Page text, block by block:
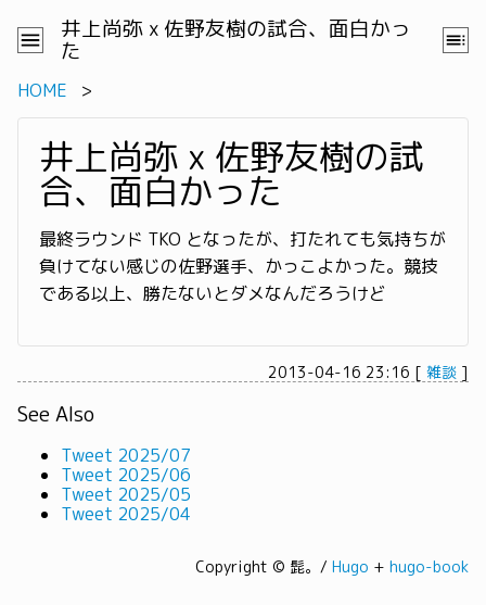
井上尚弥 x 佐野友樹の試合、面白かっ
た
HOME
井上尚弥 x 佐野友樹の試
合、面白かった
最終ラウンド TKO となったが、打たれても気持ちが
負けてない感じの佐野選手、かっこよかった。競技
である以上、勝たないとダメなんだろうけど
2013-04-16 23:16 [ 雑談 ]
See Also
Tweet 2025/07
Tweet 2025/06
Tweet 2025/05
Tweet 2025/04
Copyright © 髭。/ Hugo + hugo-book